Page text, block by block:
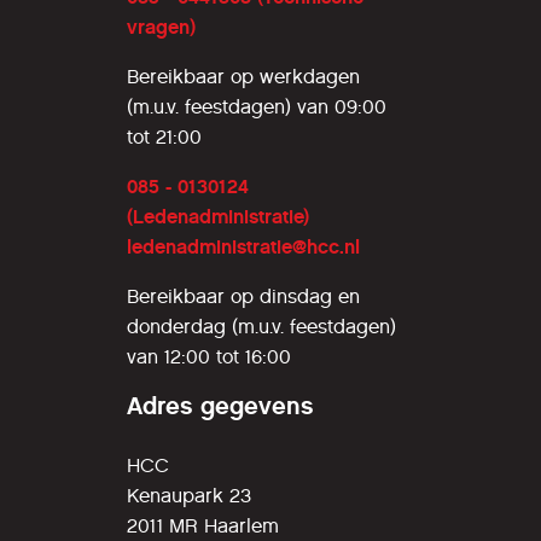
vragen)
Bereikbaar op werkdagen
(m.u.v. feestdagen) van 09:00
tot 21:00
085 - 0130124
(Ledenadministratie)
ledenadministratie@hcc.nl
Bereikbaar op dinsdag en
donderdag (m.u.v. feestdagen)
van 12:00 tot 16:00
Adres gegevens
HCC
Kenaupark 23
2011 MR Haarlem